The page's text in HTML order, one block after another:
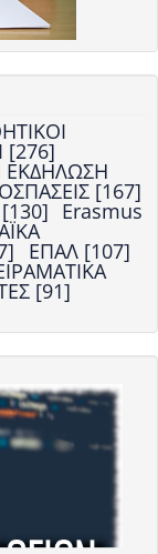
[276]
[167]
Erasmus
ΕΠΑΛ [107]
[91]